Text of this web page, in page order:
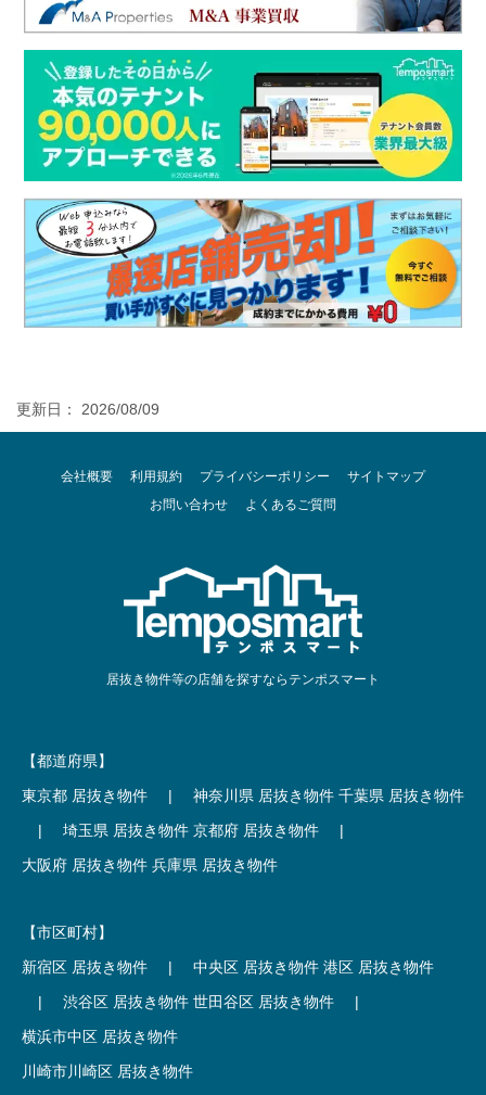
更新日： 2026/08/09
会社概要 利用規約 プライバシーポリシー
サイトマップ
お問い合わせ
よくあるご質問
居抜き物件等の店舗を探すならテンポスマート
【都道府県】
東京都 居抜き物件
| 神奈川県 居抜き物件 千葉県 居抜き物件
|
埼玉県 居抜き物件 京都府 居抜き物件
|
大阪府 居抜き物件 兵庫県 居抜き物件
【市区町村】
新宿区 居抜き物件
| 中央区 居抜き物件 港区 居抜き物件
|
渋谷区 居抜き物件 世田谷区 居抜き物件
|
横浜市中区 居抜き物件
川崎市川崎区 居抜き物件